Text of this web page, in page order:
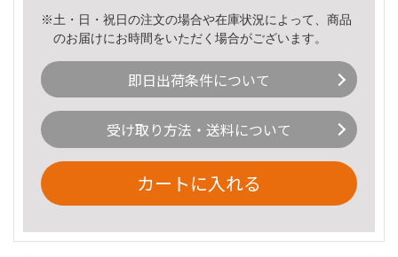
※土・日・祝日の注文の場合や在庫状況によって、商品
のお届けにお時間をいただく場合がございます。
即日出荷条件について
受け取り方法・送料について
カートに入れる